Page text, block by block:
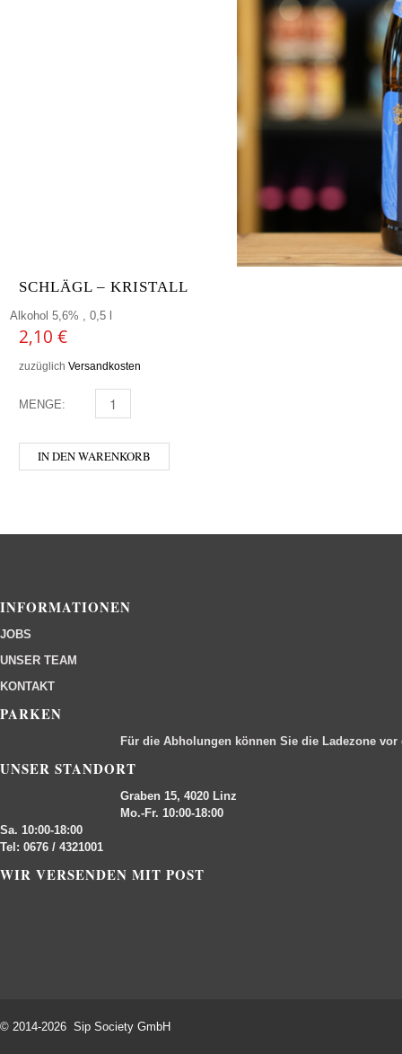
SCHLÄGL – KRISTALL
Alkohol 5,6% , 0,5 l
2,10 €
zuzüglich Versandkosten
MENGE: SCHLÄGL - KRISTALL MENGE
IN DEN WARENKORB
INFORMATIONEN
JOBS
UNSER TEAM
KONTAKT
PARKEN
Für die Abholungen können Sie die Ladezone
UNSER STANDORT
Graben 15, 4020 Linz
Mo.-Fr. 10:00-18:00
Sa. 10:00-18:00
Tel: 0676 / 4321001
WIR VERSENDEN MIT POST
© 2014-2026 Sip Society GmbH